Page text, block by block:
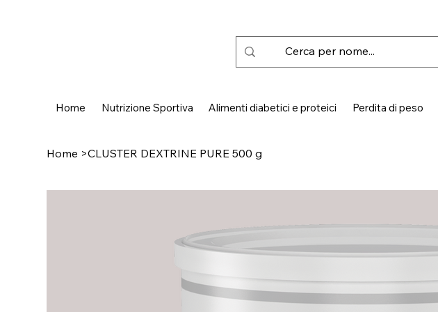
Home Nutrizione Sportiva Alimenti diabetici e proteici Perdita di peso
Home >CLUSTER DEXTRINE PURE 500 g